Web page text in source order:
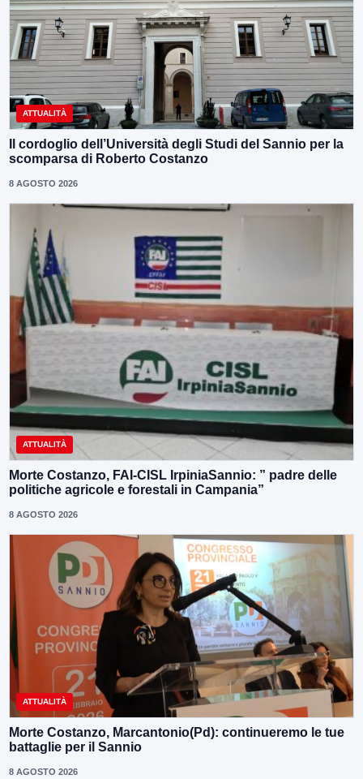
ATTUALITÀ
Il cordoglio dell’Università degli Studi del Sannio per la
scomparsa di Roberto Costanzo
8 AGOSTO 2026
ATTUALITÀ
Morte Costanzo, FAI-CISL IrpiniaSannio: ” padre delle
politiche agricole e forestali in Campania”
8 AGOSTO 2026
ATTUALITÀ
Morte Costanzo, Marcantonio(Pd): continueremo le tue
battaglie per il Sannio
8 AGOSTO 2026